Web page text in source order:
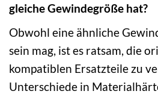
gleiche Gewindegröße hat?
Obwohl eine ähnliche
sein mag, ist es ratsam, die
kompatiblen Ersatzteile zu
Unterschiede in